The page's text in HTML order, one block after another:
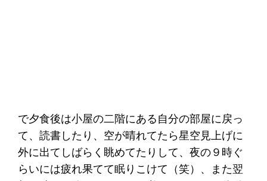
で夕食後は小屋の二階にある自分の部屋に戻っ
て、読書したり、空が晴れてたら星空見上げに
外に出てしばらく眺めてたりして、夜の９時ぐ
らいには疲れ果てて眠りこけて（笑）、また翌